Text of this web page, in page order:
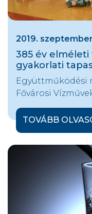
2019.
385 év elméleti
gyakorlati
Együttműködési
Fővárosi
TOVÁBB